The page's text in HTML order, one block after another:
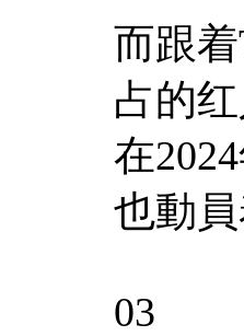
而跟
占的
在
也動
03